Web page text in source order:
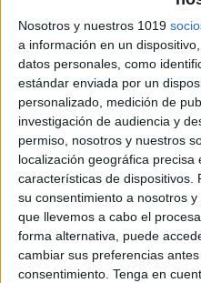
Nosotros y nuestros 1019
a información en un
datos personales, como
estándar enviada por un
personalizado, medición de
investigación de audiencia y
permiso, nosotros y nuestros
localización geográfica
características de dispositivos.
su consentimiento a nosotros
que llevemos a cabo el
forma alternativa, puede
cambiar sus preferencias
consentimiento. Tenga en